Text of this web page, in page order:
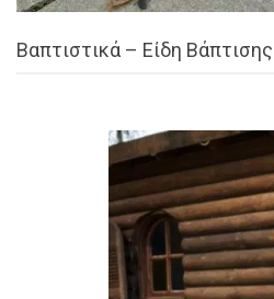
Βαπτιστικά – Είδη Βάπτισης